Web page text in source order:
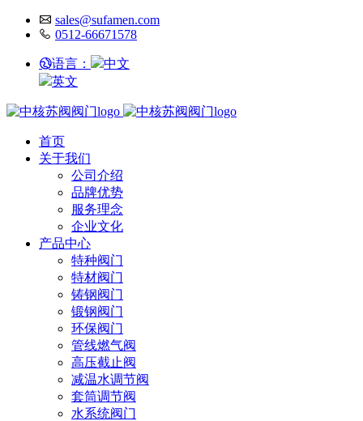
sales@sufamen.com
0512-66671578
语言：
中文
英文
首页
关于我们
公司介绍
品牌优势
服务理念
企业文化
产品中心
特种阀门
特材阀门
铸钢阀门
锻钢阀门
环保阀门
管线燃气阀
高压截止阀
减温水调节阀
套筒调节阀
水系统阀门